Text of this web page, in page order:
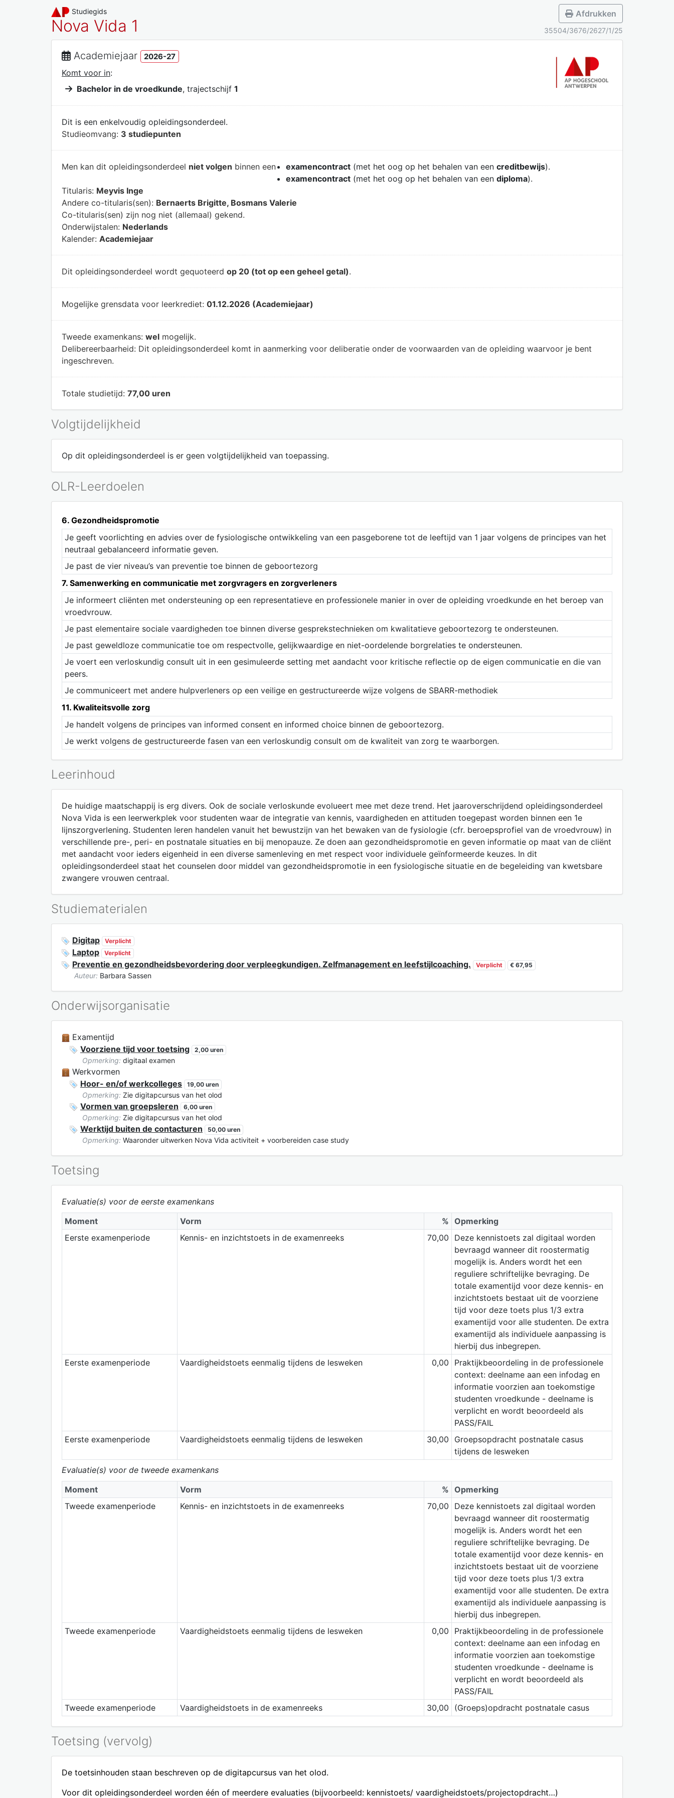
Studiegids
Nova Vida 1
Afdrukken
35504/3676/2627/1/25
Academiejaar 2026-27
Komt voor in:
Bachelor in de vroedkunde, trajectschijf 1
Dit is een enkelvoudig opleidingsonderdeel.
Studieomvang: 3 studiepunten
Men kan dit opleidingsonderdeel niet volgen binnen een examencontract (met het oog op het behalen van een creditbewijs).
examencontract (met het oog op het behalen van een diploma).
Titularis: Meyvis Inge
Andere co-titularis(sen): Bernaerts Brigitte, Bosmans Valerie
Co-titularis(sen) zijn nog niet (allemaal) gekend.
Onderwijstalen: Nederlands
Kalender: Academiejaar
Dit opleidingsonderdeel wordt gequoteerd op 20 (tot op een geheel getal).
Mogelijke grensdata voor leerkrediet: 01.12.2026 (Academiejaar)
Tweede examenkans: wel mogelijk.
Delibereerbaarheid: Dit opleidingsonderdeel komt in aanmerking voor deliberatie onder de voorwaarden van de opleiding waarvoor je bent
ingeschreven.
Totale studietijd: 77,00 uren
Volgtijdelijkheid
Op dit opleidingsonderdeel is er geen volgtijdelijkheid van toepassing.
OLR-Leerdoelen
6. Gezondheidspromotie
Je geeft voorlichting en advies over de fysiologische ontwikkeling van een pasgeborene tot de leeftijd van 1 jaar volgens de principes van het
neutraal gebalanceerd informatie geven.
Je past de vier niveau’s van preventie toe binnen de geboortezorg
7. Samenwerking en communicatie met zorgvragers en zorgverleners
Je informeert cliënten met ondersteuning op een representatieve en professionele manier in over de opleiding vroedkunde en het beroep van
vroedvrouw.
Je past elementaire sociale vaardigheden toe binnen diverse gesprekstechnieken om kwalitatieve geboortezorg te ondersteunen.
Je past geweldloze communicatie toe om respectvolle, gelijkwaardige en niet-oordelende borgrelaties te ondersteunen.
Je voert een verloskundig consult uit in een gesimuleerde setting met aandacht voor kritische reflectie op de eigen communicatie en die van
peers.
Je communiceert met andere hulpverleners op een veilige en gestructureerde wijze volgens de SBARR-methodiek
11. Kwaliteitsvolle zorg
Je handelt volgens de principes van informed consent en informed choice binnen de geboortezorg.
Je werkt volgens de gestructureerde fasen van een verloskundig consult om de kwaliteit van zorg te waarborgen.
Leerinhoud
De huidige maatschappij is erg divers. Ook de sociale verloskunde evolueert mee met deze trend. Het jaaroverschrijdend opleidingsonderdeel
Nova Vida is een leerwerkplek voor studenten waar de integratie van kennis, vaardigheden en attituden toegepast worden binnen een 1e
lijnszorgverlening. Studenten leren handelen vanuit het bewustzijn van het bewaken van de fysiologie (cfr. beroepsprofiel van de vroedvrouw) in
verschillende pre-, peri- en postnatale situaties en bij menopauze. Ze doen aan gezondheidspromotie en geven informatie op maat van de cliënt
met aandacht voor ieders eigenheid in een diverse samenleving en met respect voor individuele geïnformeerde keuzes. In dit
opleidingsonderdeel staat het counselen door middel van gezondheidspromotie in een fysiologische situatie en de begeleiding van kwetsbare
zwangere vrouwen centraal.
Studiematerialen
Digitap Verplicht
Laptop Verplicht
Preventie en gezondheidsbevordering door verpleegkundigen. Zelfmanagement en leefstijlcoaching. Verplicht € 67,95
Auteur: Barbara Sassen
Onderwijsorganisatie
Examentijd
Voorziene tijd voor toetsing
2,00 uren
Opmerking: digitaal examen
Werkvormen
Hoor- en/of werkcolleges
19,00 uren
Opmerking: Zie digitapcursus van het olod
Vormen van groepsleren 6,00 uren
Opmerking: Zie digitapcursus van het olod
Werktijd buiten de contacturen 50,00 uren
Opmerking: Waaronder uitwerken Nova Vida activiteit + voorbereiden case study
Toetsing
Evaluatie(s) voor de eerste examenkans
Moment
Vorm % Opmerking
Eerste examenperiode
Kennis- en inzichtstoets in de examenreeks 70,00
Deze kennistoets zal digitaal worden
bevraagd wanneer dit roostermatig
mogelijk is. Anders wordt het een
reguliere schriftelijke bevraging. De
totale examentijd voor deze kennis- en
inzichtstoets bestaat uit de voorziene
tijd voor deze toets plus 1/3 extra
examentijd voor alle studenten. De extra
examentijd als individuele aanpassing is
hierbij dus inbegrepen.
Eerste examenperiode
Vaardigheidstoets eenmalig tijdens de lesweken 0,00
Praktijkbeoordeling in de professionele
context: deelname aan een infodag en
informatie voorzien aan toekomstige
studenten vroedkunde - deelname is
verplicht en wordt beoordeeld als
PASS/FAIL
Eerste examenperiode
Vaardigheidstoets eenmalig tijdens de lesweken 30,00
Groepsopdracht postnatale casus
tijdens de lesweken
Evaluatie(s) voor de tweede examenkans
Moment
Vorm % Opmerking
Tweede examenperiode
Kennis- en inzichtstoets in de examenreeks 70,00
Deze kennistoets zal digitaal worden
bevraagd wanneer dit roostermatig
mogelijk is. Anders wordt het een
reguliere schriftelijke bevraging. De
totale examentijd voor deze kennis- en
inzichtstoets bestaat uit de voorziene
tijd voor deze toets plus 1/3 extra
examentijd voor alle studenten. De extra
examentijd als individuele aanpassing is
hierbij dus inbegrepen.
Tweede examenperiode
Vaardigheidstoets eenmalig tijdens de lesweken 0,00
Praktijkbeoordeling in de professionele
context: deelname aan een infodag en
informatie voorzien aan toekomstige
studenten vroedkunde - deelname is
verplicht en wordt beoordeeld als
PASS/FAIL
Tweede examenperiode
Vaardigheidstoets in de examenreeks 30,00 (Groeps)opdracht postnatale casus
Toetsing (vervolg)
De toetsinhouden staan beschreven op de digitapcursus van het olod.
Voor dit opleidingsonderdeel worden één of meerdere evaluaties (bijvoorbeeld: kennistoets/ vaardigheidstoets/projectopdracht…)